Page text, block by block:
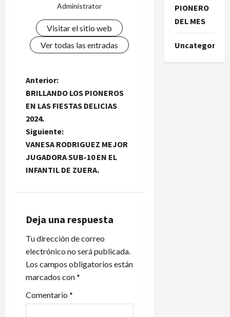
Administrator
Visitar el sitio web
Ver todas las entradas
N
a
v
e
g
c
i
ó
n
d
Anterior:
BRILLANDO LOS PIONEROS
EN LAS FIESTAS DELICIAS
2024.
Siguiente:
VANESA RODRIGUEZ MEJOR
JUGADORA SUB-10 EN EL
INFANTIL DE ZUERA.
Deja una respuesta
Tu dirección de correo
electrónico no será publicada.
Los campos obligatorios están
marcados con*
Comentario *
PIONERO
DEL MES
Uncategorized